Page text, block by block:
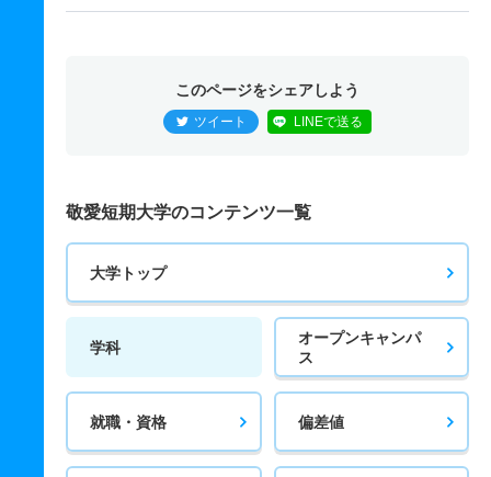
このページをシェアしよう
ツイート LINEで送る
敬愛短期大学のコンテンツ一覧
大学トップ
学科
オープンキャンパ
ス
就職・資格 偏差値